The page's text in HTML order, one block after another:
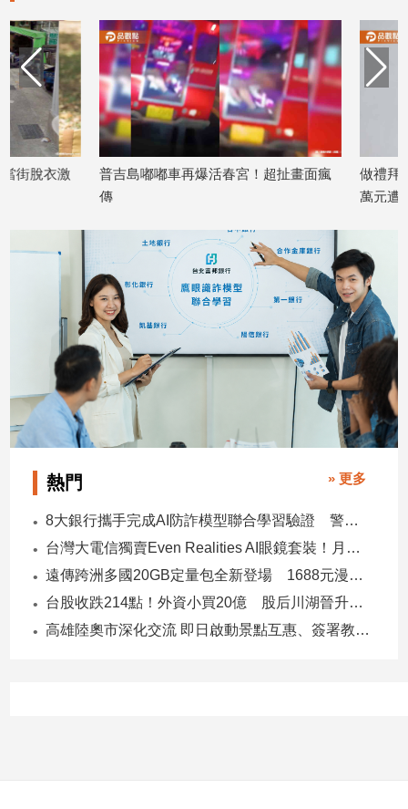
築/
室
內
設
計
旅
遊/
美
親
子/
／
／
推
普吉島嘟嘟車再爆活春宮！超扯畫面瘋
做禮拜也報加班！北
熱門 » 更多
8大銀行攜手完成AI防詐模型聯合學習驗證 警示帳戶準確度提升2倍
台灣大電信獨賣Even Realities AI眼鏡套裝！月付1399元 專案價3990
遠傳跨洲多國20GB定量包全新登場 1688元漫遊逾百國家！
台股收跌214點！外資小買20億 股后川湖晉升萬金股
高雄陸奧市深化交流 即日啟動景點互惠、簽署教育合作MOU